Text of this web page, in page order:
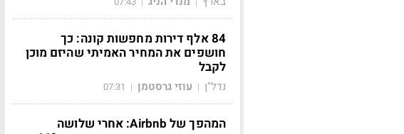
84 אלף דירות מחפשות קונה: כך
חושפים את המחיר האמיתי שהיזם מוכן
לקבל
נדל"ן | עוזי גרסטמן |
07:31
המהפך של Airbnb: אחרי שלושה